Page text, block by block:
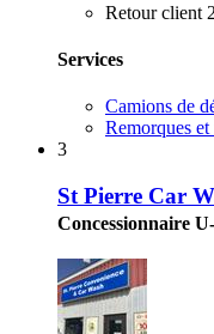
Retour client
Services
Camions de
Remorques
3
St Pierre Car
Concessionnaire